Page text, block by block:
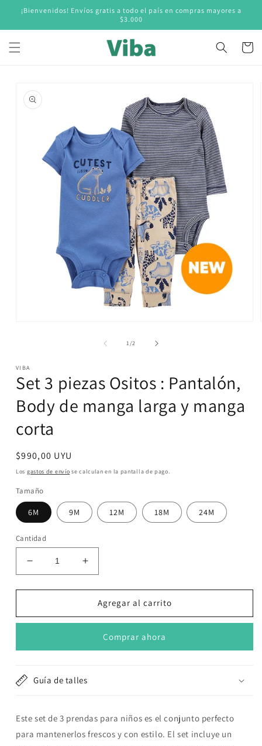
directamente
¡Bienvenidos! Envíos gratis a todo el país en compras mayores a
$3.000
Carrito
información
una
ventana
modal
1/de2
VIBA
Set 3 piezas Ositos : Pantalón,
Body de manga larga y manga
corta
Precio
habitual
$990,00 UYU
Los gastos de envío se calculan en la pantalla de pago.
Tamaño
6M 9M 12M 18M 24M
Cantidad
Reducir
cantidad
para
3
:
Body
larga
manga
Aumentar
cantidad
para
Set
3
Ositos
:
Body
larga
y
manga
Agregar al carrito
Comprar ahora
Guía de talles
Este set de 3 prendas para niños es el conjunto perfecto
para mantenerlos frescos y con estilo. El set incluye un